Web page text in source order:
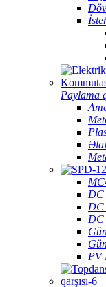
Paylama
DC
DC
DC
PV